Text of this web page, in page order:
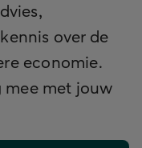
over de
economie.
mee met jouw